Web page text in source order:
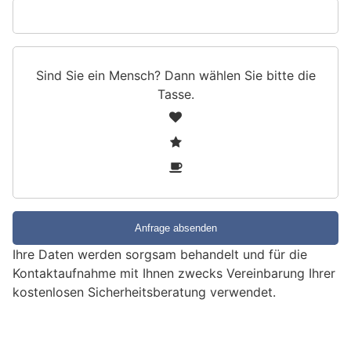
Sind Sie ein Mensch? Dann wählen Sie bitte die
Tasse.
e
i
n
M
Ihre Daten werden sorgsam behandelt und für die
Kontaktaufnahme mit Ihnen zwecks Vereinbarung Ihrer
kostenlosen Sicherheitsberatung verwendet.